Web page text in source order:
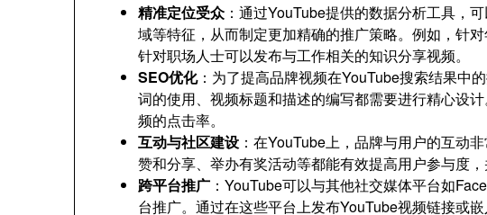
精准定位受众 ：通过YouTube提供的数据分析工具，
域等特征，从而制定更加精确的推广策略。例如，针
针对职场人士可以发布与工作相关的知识分享视频。
SEO优化：为了提高品牌视频在YouTube搜索结果中
词的使用、视频标题和描述的编写都需要进行精心设
频的点击率。
互动与社区建设 ：在YouTube上，品牌与用户的互动
赞和分享、举办有奖活动等都能有效提高用户参与度，
跨平台推广 ：YouTube可以与其他社交媒体平台如
台推广。通过在这些平台上发布YouTube视频链接或